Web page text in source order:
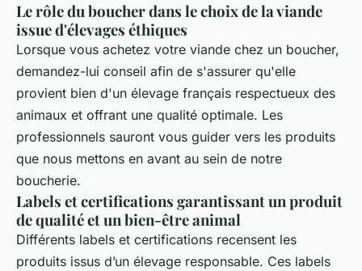
Le rôle du boucher dans le choix de la viande
issue d'élevages éthiques
Lorsque vous achetez votre viande chez un boucher,
demandez-lui conseil afin de s'assurer qu'elle
provient bien d'un élevage français respectueux des
animaux et offrant une qualité optimale. Les
professionnels sauront vous guider vers les produits
que nous mettons en avant au sein de notre
boucherie.
Labels et certifications garantissant un produit
de qualité et un bien-être animal
Différents labels et certifications recensent les
produits issus d’un élevage responsable. Ces labels